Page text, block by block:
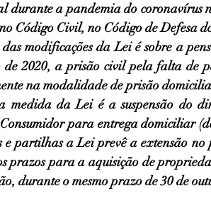
durante a pandemia do coronavírus
Código Civil, no Código de Defesa
modificações da Lei é sobre a
de 2020, a prisão civil pela falta de
na modalidade de prisão
medida da Lei é a suspensão do
para entrega domiciliar
e partilhas a Lei prevê a extensão no
prazos para a aquisição de
durante o mesmo prazo de 30 de